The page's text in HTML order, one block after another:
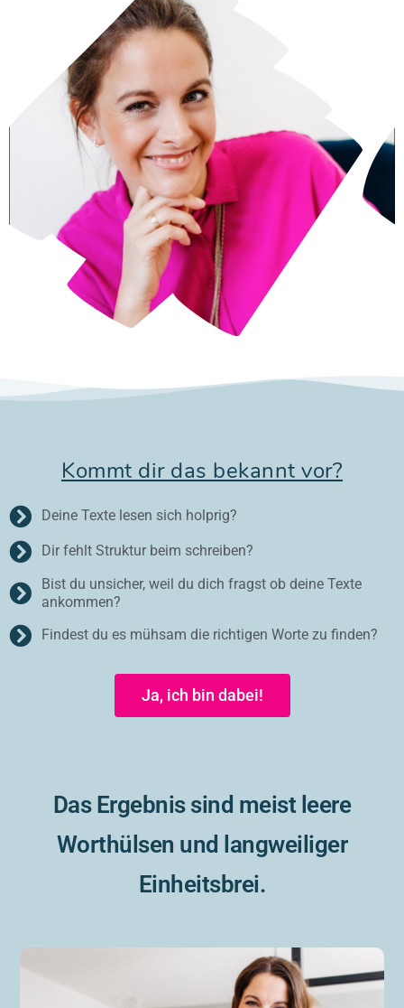
Kommt dir das bekannt vor?
Deine Texte lesen sich holprig?
Dir fehlt Struktur beim schreiben?
Bist du unsicher, weil du dich fragst ob deine Texte
ankommen?
Findest du es mühsam die richtigen Worte zu finden?
Ja, ich bin dabei!
Das Ergebnis sind meist leere
Worthülsen und langweiliger
Einheitsbrei.